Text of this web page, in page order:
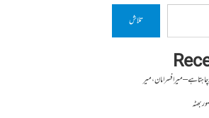
تلاش
ہے – میر افسر امان،میر
بھٹہ